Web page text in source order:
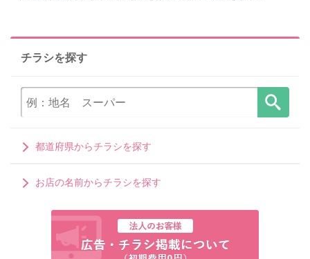
チラシを探す
都道府県からチラシを探す
お店の名前からチラシを探す